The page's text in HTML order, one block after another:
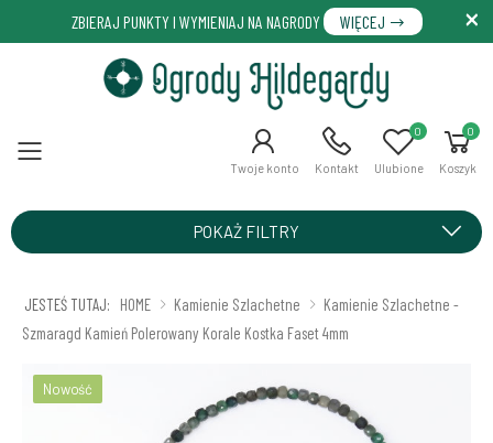
ZBIERAJ PUNKTY I WYMIENIAJ NA NAGRODY WIĘCEJ
Menu Twoje konto Kontakt Ulubione
0 0
Koszyk
POKAŻ FILTRY
JESTEŚ TUTAJ: HOME Kamienie Szlachetne
Kamienie Szlachetne -
Szmaragd Kamień Polerowany Korale Kostka Faset 4mm
Nowość